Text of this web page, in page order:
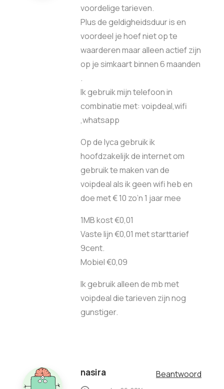
voordelige tarieven.
Plus de geldigheidsduur is en
voordeel je hoef niet op te
waarderen maar alleen actief zijn
op je simkaart binnen 6 maanden
.
Ik gebruik mijn telefoon in
combinatie met: voipdeal,wifi
,whatsapp
Op de lyca gebruik ik
hoofdzakelijk de internet om
gebruik te maken van de
voipdeal als ik geen wifi heb en
doe met € 10 zo’n 1 jaar mee
1MB kost €0,01
Vaste lijn €0,01 met starttarief
9cent.
Mobiel €0,09
Ik gebruik alleen de mb met
voipdeal die tarieven zijn nog
gunstiger.
nasira Beantwoord